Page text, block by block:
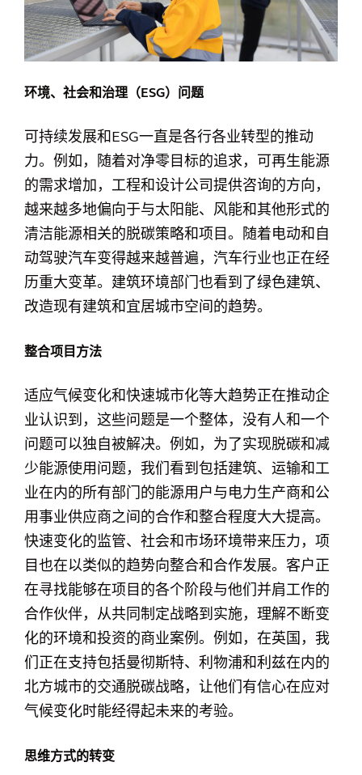
环境、社会和治理（ESG）问题
可持续发展和ESG一直是各行各业转型的推动
力。例如，随着对净零目标的追求，可再生能源
的需求增加，工程和设计公司提供咨询的方向，
越来越多地偏向于与太阳能、风能和其他形式的
清洁能源相关的脱碳策略和项目。随着电动和自
动驾驶汽车变得越来越普遍，汽车行业也正在经
历重大变革。建筑环境部门也看到了绿色建筑、
改造现有建筑和宜居城市空间的趋势。
整合项目方法
适应气候变化和快速城市化等大趋势正在推动企
业认识到，这些问题是一个整体，没有人和一个
问题可以独自被解决。例如，为了实现脱碳和减
少能源使用问题，我们看到包括建筑、运输和工
业在内的所有部门的能源用户与电力生产商和公
用事业供应商之间的合作和整合程度大大提高。
快速变化的监管、社会和市场环境带来压力，项
目也在以类似的趋势向整合和合作发展。客户正
在寻找能够在项目的各个阶段与他们并肩工作的
合作伙伴，从共同制定战略到实施，理解不断变
化的环境和投资的商业案例。例如，在英国，我
们正在支持包括曼彻斯特、利物浦和利兹在内的
北方城市的交通脱碳战略，让他们有信心在应对
气候变化时能经得起未来的考验。
思维方式的转变